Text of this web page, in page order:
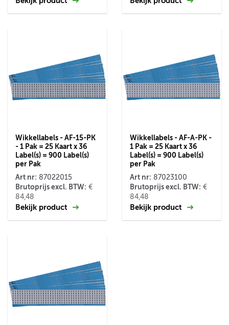
Wikkellabels - AF-15-PK
- 1 Pak = 25 Kaart x 36
Label(s) = 900 Label(s)
per Pak
Art nr: 87022015
Brutoprijs excl. BTW: €
84,48
Bekijk product
Wikkellabels - AF-A-PK -
1 Pak = 25 Kaart x 36
Label(s) = 900 Label(s)
per Pak
Art nr: 87023100
Brutoprijs excl. BTW: €
84,48
Bekijk product